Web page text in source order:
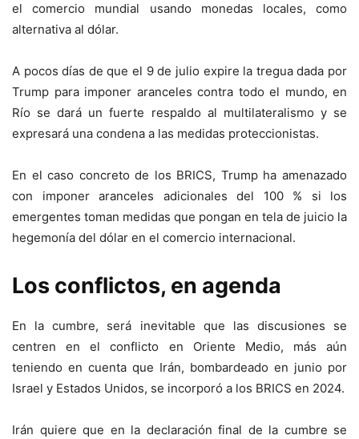
el comercio mundial usando monedas locales, como
alternativa al dólar.
A pocos días de que el 9 de julio expire la tregua dada por
Trump para imponer aranceles contra todo el mundo, en
Río se dará un fuerte respaldo al multilateralismo y se
expresará una condena a las medidas proteccionistas.
En el caso concreto de los BRICS, Trump ha amenazado
con imponer aranceles adicionales del 100 % si los
emergentes toman medidas que pongan en tela de juicio la
hegemonía del dólar en el comercio internacional.
Los conflictos, en agenda
En la cumbre, será inevitable que las discusiones se
centren en el conflicto en Oriente Medio, más aún
teniendo en cuenta que Irán, bombardeado en junio por
Israel y Estados Unidos, se incorporó a los BRICS en 2024.
Irán quiere que en la declaración final de la cumbre se